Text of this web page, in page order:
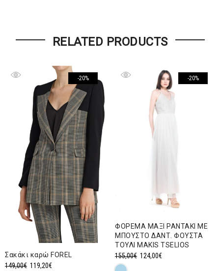
RELATED PRODUCTS
-20%
Σακάκι καρώ FOREL
149,00€ Original
119,20€Η
-20%
ΦΟΡΕΜΑ ΜΑΞΙ ΡΑΝΤΑΚΙ ΜΕ
ΜΠΟΥΣΤΟ ΔΑΝΤ. ΦΟΥΣΤΑ
ΤΟΥΛΙ MAKIS TSELIOS
155,00€ Original
124,00€Η